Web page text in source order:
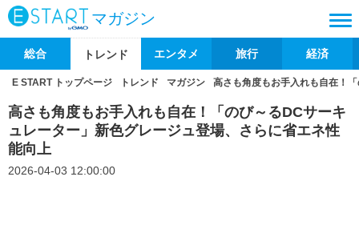
マガジン
総合 トレンド エンタメ 旅行 経済
E START トップページ トレンド マガジン 高さも角度もお手入れも自在！
高さも角度もお手入れも自在！「のび～るDCサーキ
ュレーター」新色グレージュ登場、さらに省エネ性
能向上
2026-04-03 12:00:00